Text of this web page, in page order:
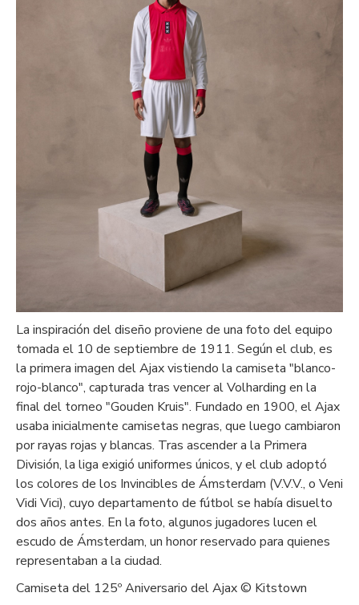
La inspiración del diseño proviene de una foto del equipo
tomada el 10 de septiembre de 1911. Según el club, es
la primera imagen del Ajax vistiendo la camiseta "blanco-
rojo-blanco", capturada tras vencer al Volharding en la
final del torneo "Gouden Kruis". Fundado en 1900, el Ajax
usaba inicialmente camisetas negras, que luego cambiaron
por rayas rojas y blancas. Tras ascender a la Primera
División, la liga exigió uniformes únicos, y el club adoptó
los colores de los Invincibles de Ámsterdam (V.V.V., o Veni
Vidi Vici), cuyo departamento de fútbol se había disuelto
dos años antes. En la foto, algunos jugadores lucen el
escudo de Ámsterdam, un honor reservado para quienes
representaban a la ciudad.
Camiseta del 125º Aniversario del Ajax © Kitstown